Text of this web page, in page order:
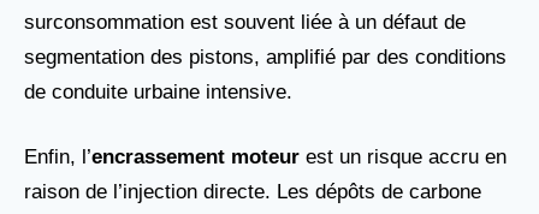
surconsommation est souvent liée à un défaut de
segmentation des pistons, amplifié par des conditions
de conduite urbaine intensive.
Enfin, l’encrassement moteur est un risque accru en
raison de l’injection directe. Les dépôts de carbone